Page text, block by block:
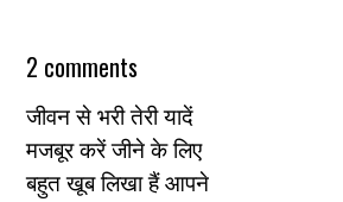
2 comments
जीवन से भरी तेरी यादें
मजबूर करें जीने के लिए
बहुत खूब लिखा हैं आपने